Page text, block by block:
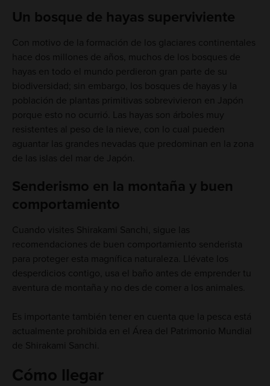
Un bosque de hayas superviviente
Con motivo de la formación de los glaciares continentales
hace dos millones de años, muchos de los bosques de
hayas en todo el mundo perdieron gran parte de su
biodiversidad; sin embargo, los bosques de hayas y la
población de plantas primitivas sobrevivieron en Japón
porque esto no ocurrió. Las hayas son árboles muy
resistentes al peso de la nieve, con lo cual pueden
aguantar las grandes nevadas que predominan en la zona
de las islas del mar de Japón.
Senderismo en la montaña y buen
comportamiento
Cuando visites Shirakami Sanchi, sigue las
recomendaciones de buen comportamiento senderista
para proteger esta magnífica naturaleza. Llévate los
desperdicios contigo, usa el baño antes de emprender tu
aventura de montaña y no des de comer a los animales.
Es importante también tener en cuenta que la pesca está
actualmente prohibida en el Área del Patrimonio Mundial
de Shirakami Sanchi.
Cómo llegar